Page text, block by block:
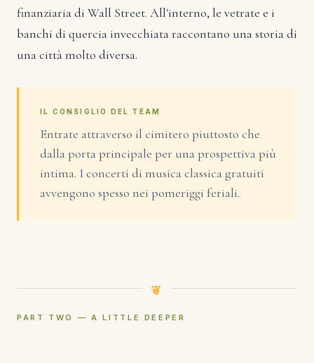
finanziaria di Wall Street. All'interno, le vetrate e i
banchi di quercia invecchiata raccontano una storia di
una città molto diversa.
IL CONSIGLIO DEL TEAM
Entrate attraverso il cimitero piuttosto che
dalla porta principale per una prospettiva più
intima. I concerti di musica classica gratuiti
avvengono spesso nei pomeriggi feriali.
PART TWO — A LITTLE DEEPER